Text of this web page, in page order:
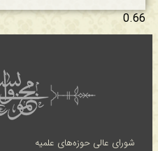
شورای عالی حوزه‌های علمیه